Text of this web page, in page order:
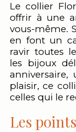
Le collier
offrir à une
vous-même.
en font un
ravir toutes
les bijoux
plaisir, ce
celles qui le
Les